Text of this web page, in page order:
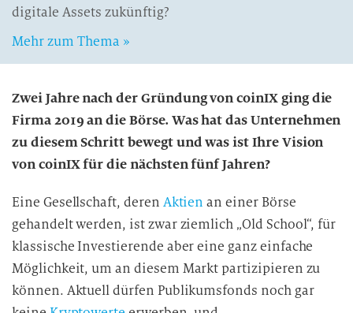
digitale Assets zukünftig?
Mehr zum Thema »
Zwei Jahre nach der Gründung von coinIX ging die
Firma 2019 an die Börse. Was hat das Unternehmen
zu diesem Schritt bewegt und was ist Ihre Vision
von coinIX für die nächsten fünf Jahren?
Eine Gesellschaft, deren Aktien an einer Börse
gehandelt werden, ist zwar ziemlich „Old School“, für
klassische Investierende aber eine ganz einfache
Möglichkeit, um an diesem Markt partizipieren zu
können. Aktuell dürfen Publikumsfonds noch gar